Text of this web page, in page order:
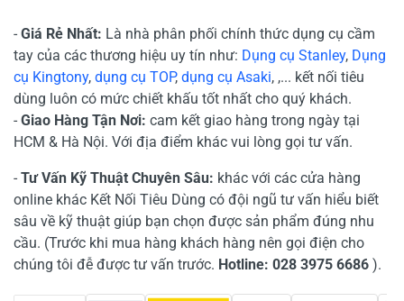
- Giá Rẻ Nhất: Là nhà phân phối chính thức dụng cụ cầm
tay của các thương hiệu uy tín như: Dụng cụ Stanley, Dụng
cụ Kingtony, dụng cụ TOP, dụng cụ Asaki, ,... kết nối tiêu
dùng luôn có mức chiết khấu tốt nhất cho quý khách.
- Giao Hàng Tận Nơi: cam kết giao hàng trong ngày tại
HCM & Hà Nội. Với địa điểm khác vui lòng gọi tư vấn.
- Tư Vấn Kỹ Thuật Chuyên Sâu: khác với các cửa hàng
online khác Kết Nối Tiêu Dùng có đội ngũ tư vấn hiểu biết
sâu về kỹ thuật giúp bạn chọn được sản phẩm đúng nhu
cầu. (Trước khi mua hàng khách hàng nên gọi điện cho
chúng tôi đễ được tư vấn trước. Hotline: 028 3975 6686 ).